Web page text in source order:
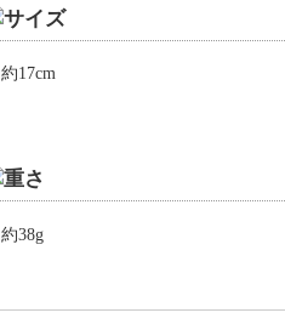
約17cm
約38g